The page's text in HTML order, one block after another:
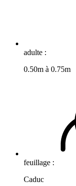
adulte :
0.50m à 0.75m
feuillage :
Caduc